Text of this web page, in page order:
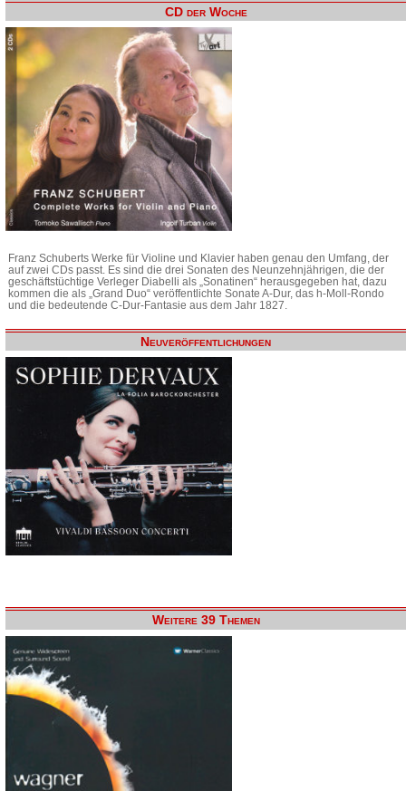
CD der Woche
Franz Schuberts Werke für Violine und Klavier haben genau den Umfang, der
auf zwei CDs passt. Es sind die drei Sonaten des Neunzehnjährigen, die der
geschäftstüchtige Verleger Diabelli als „Sonatinen“ herausgegeben hat, dazu
kommen die als „Grand Duo“ veröffentlichte Sonate A-Dur, das h-Moll-Rondo
und die bedeutende C-Dur-Fantasie aus dem Jahr 1827.
Neuveröffentlichungen
Weitere 39 Themen